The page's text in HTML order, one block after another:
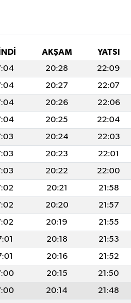
AKŞAM
YATSI
20:28
22:09
20:27
22:07
20:26
22:06
20:25
22:04
20:24
22:03
20:23
22:01
20:22
22:00
20:21
21:58
20:20
21:57
20:19
21:55
20:18
21:53
20:16
21:52
20:15
21:50
20:14
21:48